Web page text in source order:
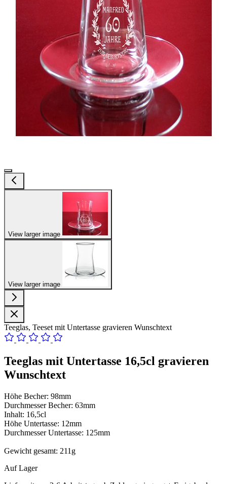
View larger image
View larger image
Teeglas, Teeset mit Untertasse gravieren Wunschtext
Teeglas mit Untertasse 16,5cl gravieren
Wunschtext
Höhe Becher: 98mm
Durchmesser Becher: 63mm
Inhalt: 16,5cl
Höhe Untertasse: 12mm
Durchmesser Untertasse: 125mm
Gewicht gesamt: 211g
Auf Lager